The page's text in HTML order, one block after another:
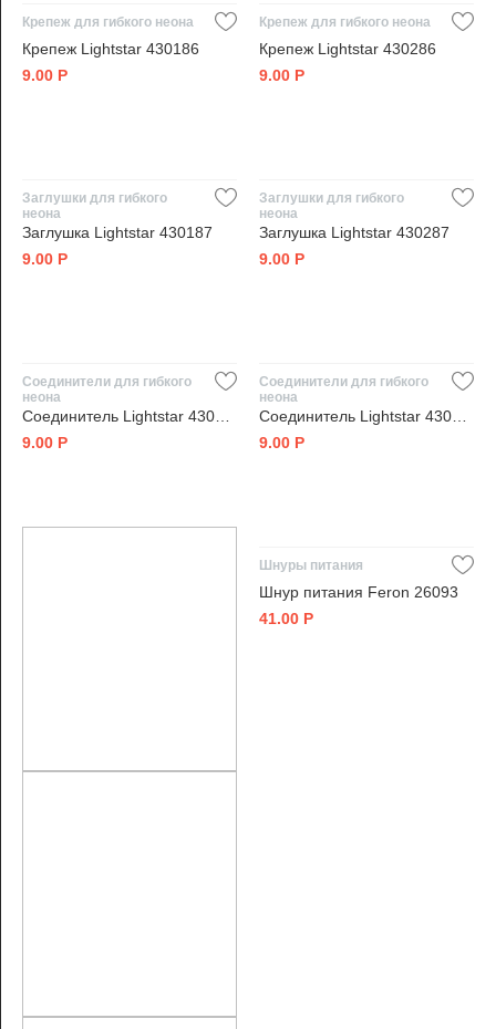
Крепеж для гибкого неона
Крепеж Lightstar 430186
9.00 Р
Крепеж для гибкого неона
Крепеж Lightstar 430286
9.00 Р
Заглушки для гибкого
неона
Заглушка Lightstar 430187
9.00 Р
Заглушки для гибкого
неона
Заглушка Lightstar 430287
9.00 Р
Соединители для гибкого
неона
9.00 Р
Соединители для гибкого
неона
9.00 Р
Шнуры питания
Шнур питания Feron 26093
41.00 Р